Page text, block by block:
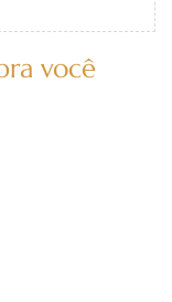
você